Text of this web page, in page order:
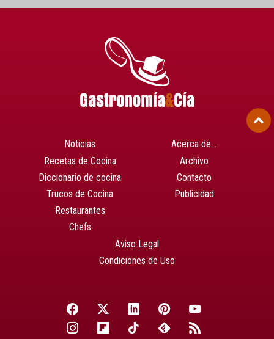
Noticias
Recetas de Cocina
Diccionario de cocina
Trucos de Cocina
Restaurantes
Chefs
Acerca de…
Archivo
Contacto
Publicidad
Aviso Legal
Condiciones de Uso